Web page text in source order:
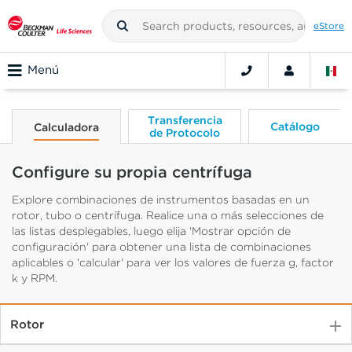
eStore
Menú
Calculadora
Transferencia
de Protocolo
Catálogo
Configure su propia centrífuga
Explore combinaciones de instrumentos basadas en un
rotor, tubo o centrífuga. Realice una o más selecciones de
las listas desplegables, luego elija 'Mostrar opción de
configuración' para obtener una lista de combinaciones
aplicables o 'calcular' para ver los valores de fuerza g, factor
k y RPM.
Rotor